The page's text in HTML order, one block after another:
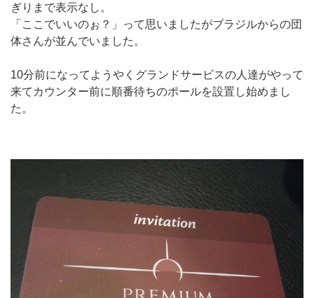
ぎりまで表示なし。
「ここでいいのぉ？」って思いましたがブラジルからの団
体さんが並んでいました。
10分前になってようやくグランドサービスの人達がやって
来てカウンター前に順番待ちのポールを設置し始めまし
た。